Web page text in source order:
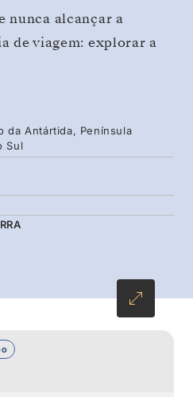
nunca alcançar a
de viagem: explorar a
e volta da Ilha King
não fazer a
no início da estação, à
à Península
os seus
se ao sol. Uma
com icebergues de
da Antártida, Península
Sul